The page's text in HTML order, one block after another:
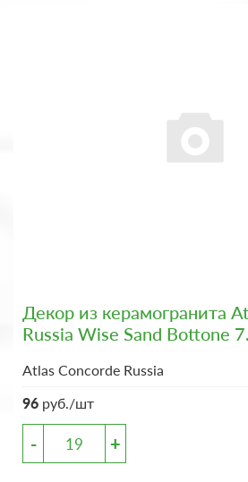
Декор из керамогранита
Russia Wise Sand Bottone
Atlas Concorde Russia
96 руб./шт
- +